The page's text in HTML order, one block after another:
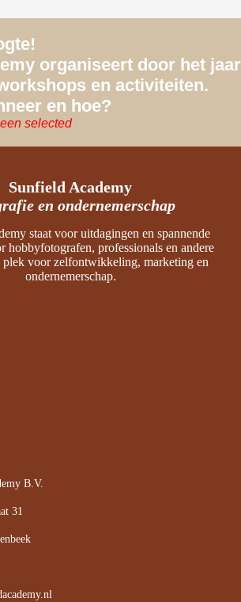
organiseert door het jaar
en activiteiten.
en hoe?
selected
Sunfield Academy
en ondernemerschap
staat voor uitdagingen en spannende
hobbyfotografen, professionals en andere
plek voor zelfontwikkeling, marketing en
ondernemerschap.
B.V.
31